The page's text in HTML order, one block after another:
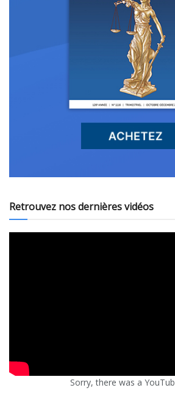
Retrouvez nos dernières vidéos
Sorry, there was a